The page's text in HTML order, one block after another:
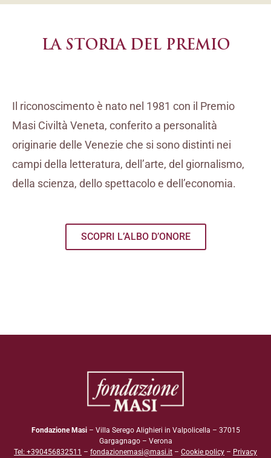
LA STORIA DEL PREMIO
Il riconoscimento è nato nel 1981 con il Premio
Masi Civiltà Veneta, conferito a personalità
originarie delle Venezie che si sono distinti nei
campi della letteratura, dell’arte, del giornalismo,
della scienza, dello spettacolo e dell’economia.
SCOPRI L’ALBO D’ONORE
Fondazione Masi– Villa Serego Alighieri in Valpolicella – 37015
Gargagnago – Verona
Tel: +390456832511 – fondazionemasi@masi.it – Cookie policy – Privacy